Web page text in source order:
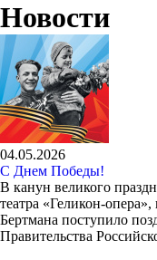
Новости
04.05.2026
С Днем Победы!
В канун великого
театра «Геликон-
Бертмана поступило
Правительства